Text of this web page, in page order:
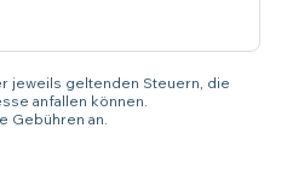
jeweils geltenden Steuern, die
anfallen können.
Gebühren an.